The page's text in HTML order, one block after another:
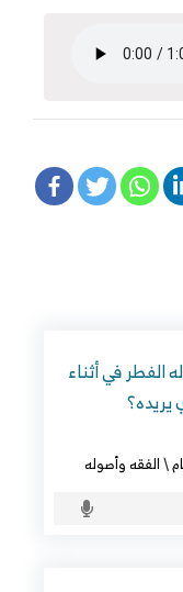
الفطر في أثناء
يريده؟
\الفقه وأصوله